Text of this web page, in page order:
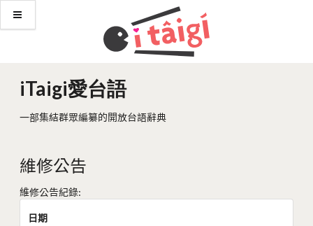
iTaigi愛台語
一部集結群眾編纂的開放台語辭典
維修公告
維修公告紀錄:
日期